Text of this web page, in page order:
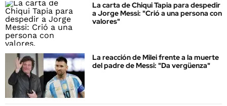
La carta de Chiqui Tapia para despedir
a Jorge Messi: "Crió a una persona con
valores"
La reacción de Milei frente a la muerte
del padre de Messi: "Da vergüenza"